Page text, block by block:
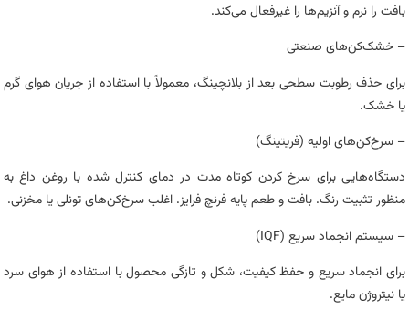
بافت را نرم و آنزیم‌ها را غیرفعال می‌کند.
– خشک‌کن‌های صنعتی
برای حذف رطوبت سطحی بعد از بلانچینگ، معمولاً با استفاده از جریان هوای گرم
یا خشک.
– سرخ‌کن‌های اولیه (فریتینگ)
دستگاه‌هایی برای سرخ کردن کوتاه مدت در دمای کنترل شده با روغن داغ به
منظور تثبیت رنگ. بافت و طعم پایه فرنچ فرایز. اغلب سرخ‌کن‌های تونلی یا مخزنی.
– سیستم انجماد سریع (IQF)
برای انجماد سریع و حفظ کیفیت، شکل و تازگی محصول با استفاده از هوای سرد
یا نیتروژن مایع.